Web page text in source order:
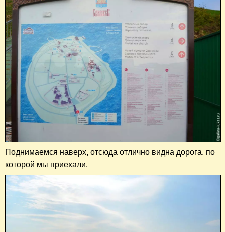
Поднимаемся наверх, отсюда отлично видна дорога, по
которой мы приехали.